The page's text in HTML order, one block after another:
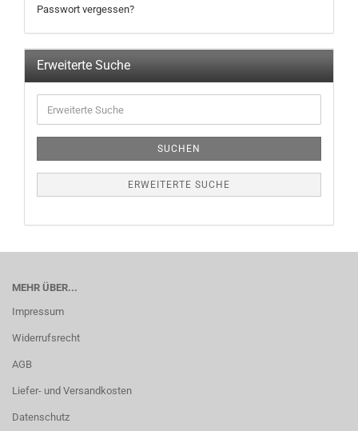
Passwort vergessen?
Erweiterte Suche
SUCHEN
ERWEITERTE SUCHE
MEHR ÜBER...
Impressum
Widerrufsrecht
AGB
Liefer- und Versandkosten
Datenschutz